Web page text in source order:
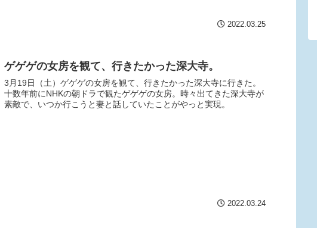
2022.03.25
ゲゲゲの女房を観て、行きたかった深大寺。
3月19日（土）ゲゲゲの女房を観て、行きたかった深大寺に行きた。
十数年前にNHKの朝ドラで観たゲゲゲの女房。時々出てきた深大寺が
素敵で、いつか行こうと妻と話していたことがやっと実現。
2022.03.24